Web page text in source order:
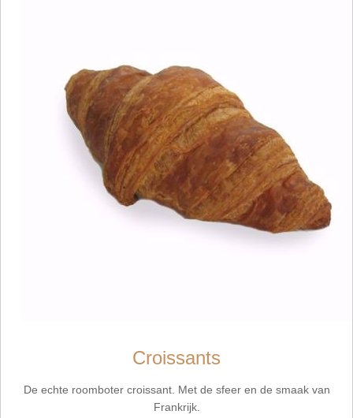
Croissants
De echte roomboter croissant. Met de sfeer en de smaak van
Frankrijk.